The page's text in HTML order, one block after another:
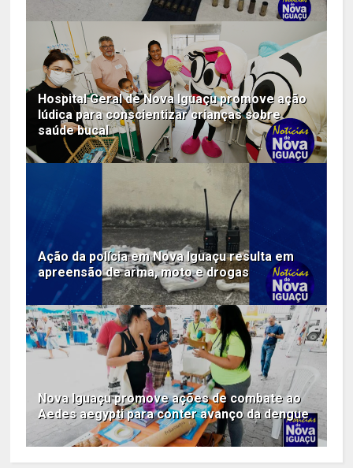
Hospital Geral de Nova Iguaçu promove ação
lúdica para conscientizar crianças sobre
saúde bucal
Ação da polícia em Nova Iguaçu resulta em
apreensão de arma, moto e drogas
Nova Iguaçu promove ações de combate ao
Aedes aegypti para conter avanço da dengue